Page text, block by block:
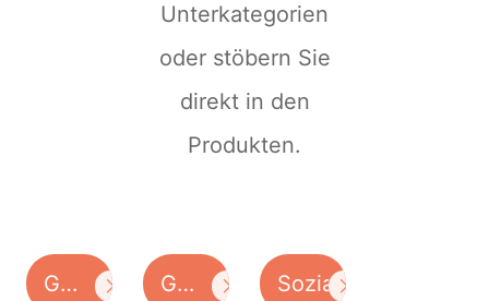
Unterkategorien
oder stöbern Sie
direkt in den
Produkten.
Geschichte GewerkschaftenSozialdemokratie